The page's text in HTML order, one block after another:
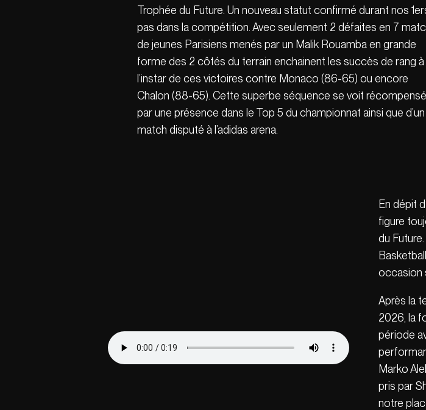
Trophée du Future. Un nouveau statut confirmé durant nos
pas dans la compétition. Avec seulement 2 défaites en 7
de jeunes Parisiens menés par un Malik Rouamba en grande
forme des 2 côtés du terrain enchainent les succès de rang à
l’instar de ces victoires contre Monaco (86-65) ou encore
Chalon (88-65). Cette superbe séquence se voit
par une présence dans le Top 5 du championnat ainsi que d’un
match disputé à l’adidas arena.
En dépit
figure
du
occasion
Après la
2026, la
période
Marko
pris par
notre